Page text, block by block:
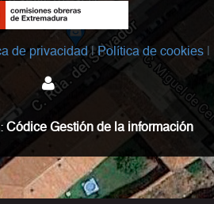
de privacidad Política de cookies
Códice Gestión de la información